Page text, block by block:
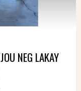
NEG LAKAY